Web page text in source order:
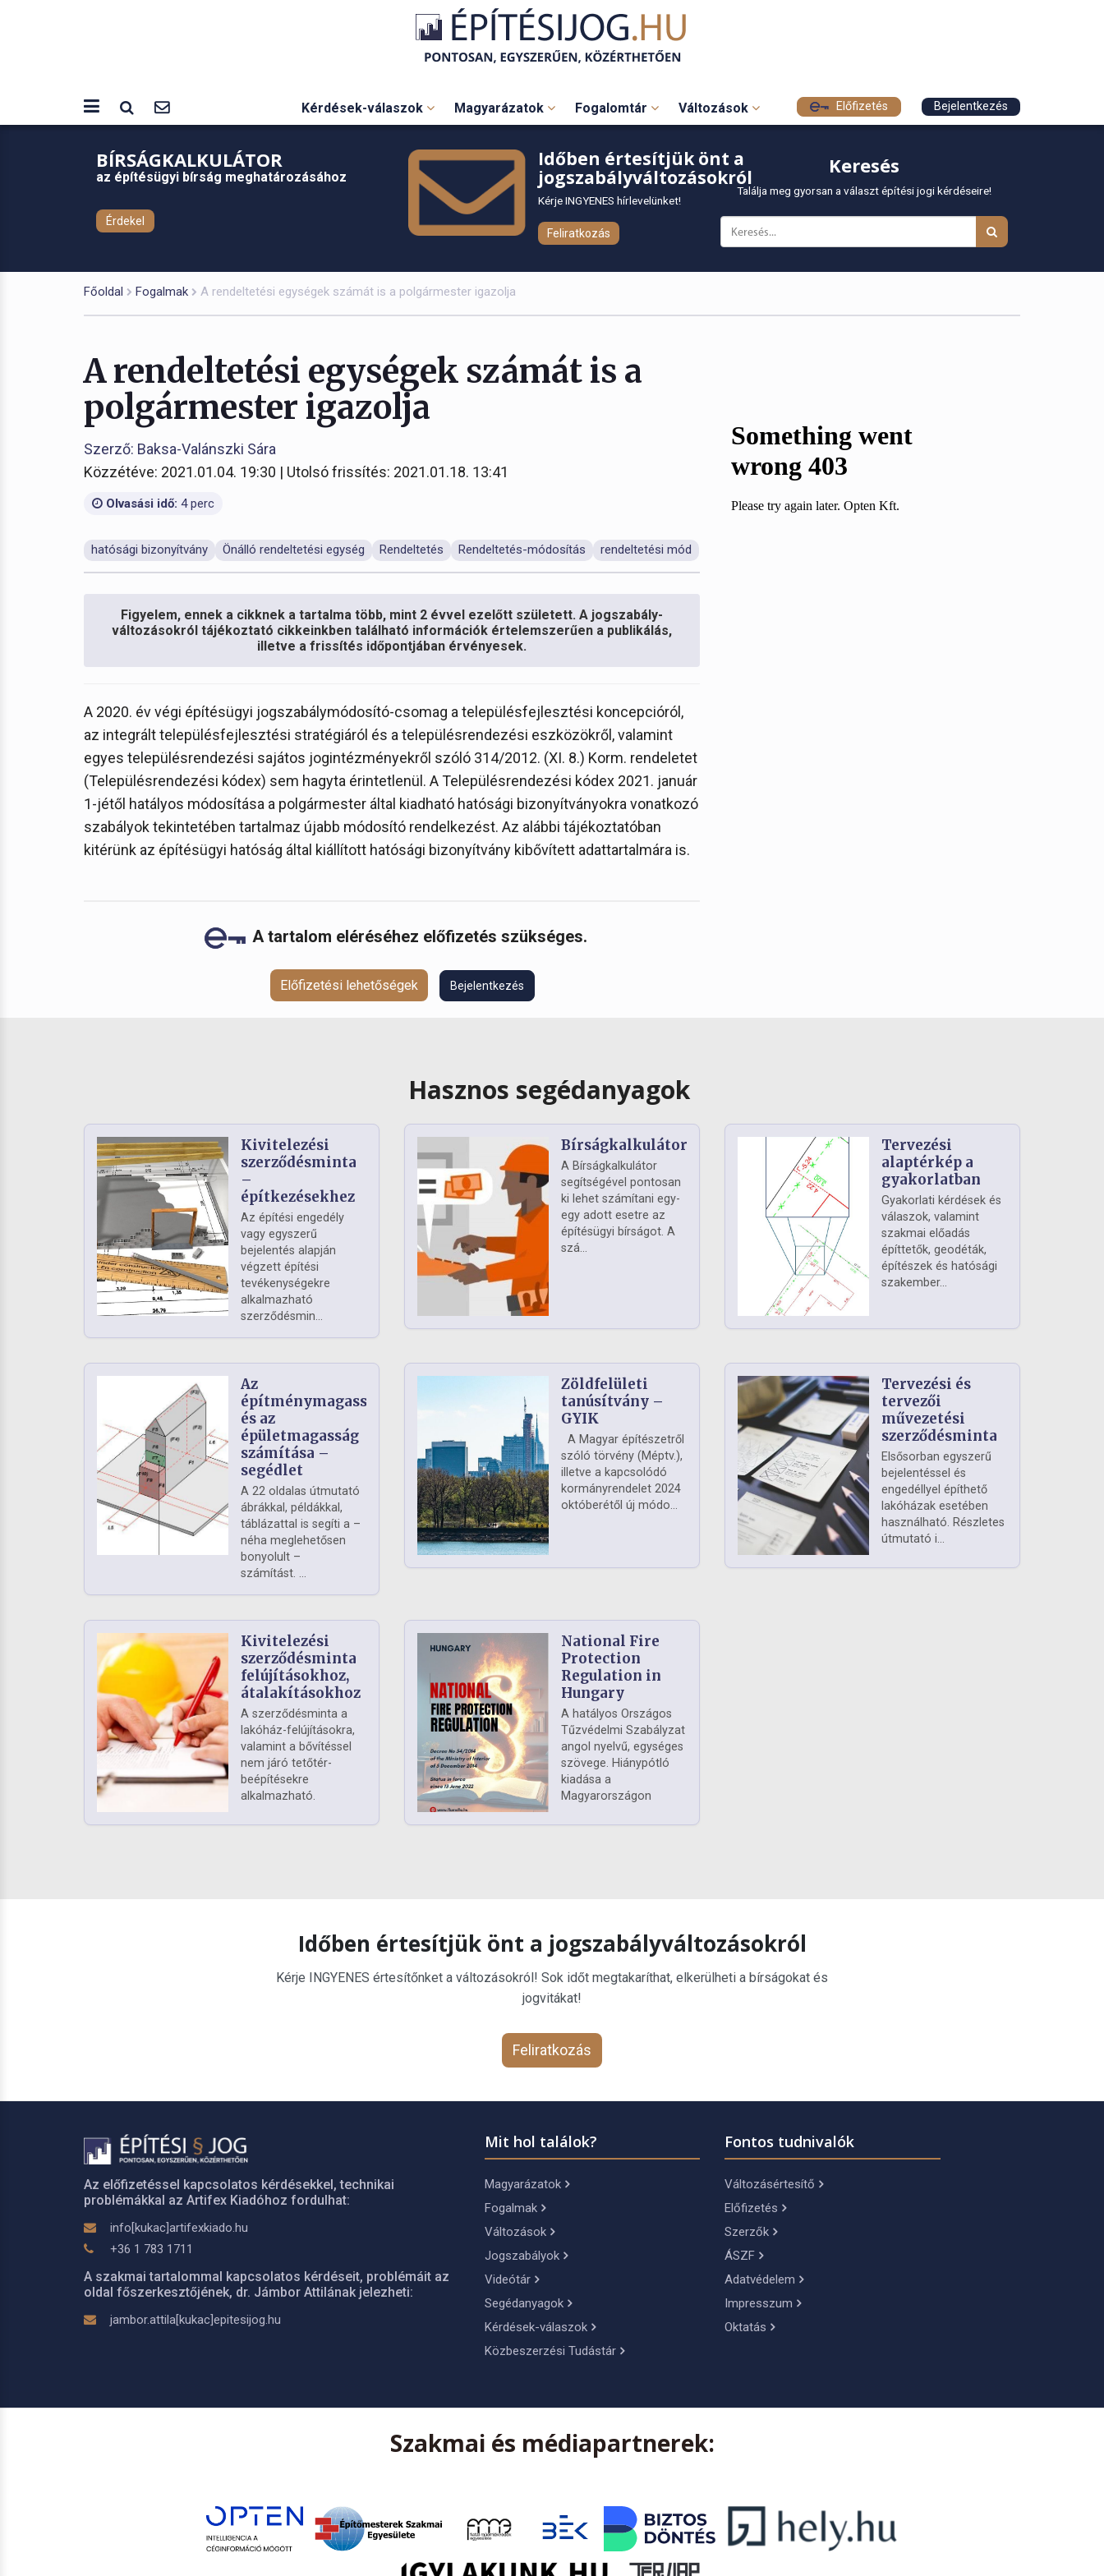
Kérdések-válaszok Magyarázatok Fogalomtár Változások Előfizetés Bejelentkezés
BÍRSÁGKALKULÁTOR
az építésügyi bírság meghatározásához
Érdekel
Időben értesítjük önt a
jogszabályváltozásokról
Kérje INGYENES hírlevelünket!
Feliratkozás
Keresés
Találja meg gyorsan a választ építési jogi kérdéseire!
Főoldal Fogalmak A rendeltetési egységek számát is a polgármester igazolja
A rendeltetési egységek számát is a
polgármester igazolja
Szerző: Baksa-Valánszki Sára
Közzétéve: 2021.01.04. 19:30 | Utolsó frissítés: 2021.01.18. 13:41
Olvasási idő: 4 perc
hatósági bizonyítvány Önálló rendeltetési egység Rendeltetés Rendeltetés-módosítás rendeltetési mód
Figyelem, ennek a cikknek a tartalma több, mint 2 évvel ezelőtt született. A jogszabály-
változásokról tájékoztató cikkeinkben található információk értelemszerűen a publikálás,
illetve a frissítés időpontjában érvényesek.
A 2020. év végi építésügyi jogszabálymódosító-csomag a településfejlesztési koncepcióról,
az integrált településfejlesztési stratégiáról és a településrendezési eszközökről, valamint
egyes településrendezési sajátos jogintézményekről szóló 314/2012. (XI. 8.) Korm. rendeletet
(Településrendezési kódex) sem hagyta érintetlenül. A Településrendezési kódex 2021. január
1-jétől hatályos módosítása a polgármester által kiadható hatósági bizonyítványokra vonatkozó
szabályok tekintetében tartalmaz újabb módosító rendelkezést. Az alábbi tájékoztatóban
kitérünk az építésügyi hatóság által kiállított hatósági bizonyítvány kibővített adattartalmára is.
A tartalom eléréséhez előfizetés szükséges.
Előfizetési lehetőségek Bejelentkezés
Hasznos segédanyagok
Kivitelezési
szerződésminta
–
építkezésekhez
Az építési engedély
vagy egyszerű
bejelentés alapján
végzett építési
tevékenységekre
alkalmazható
szerződésmin...
Bírságkalkulátor
A Bírságkalkulátor
segítségével pontosan
ki lehet számítani egy-
egy adott esetre az
építésügyi bírságot. A
szá...
Tervezési
alaptérkép a
gyakorlatban
Gyakorlati kérdések és
válaszok, valamint
szakmai előadás
építtetők, geodéták,
építészek és hatósági
szakember...
Az
építménymagasság
és az
épületmagasság
számítása –
segédlet
A 22 oldalas útmutató
ábrákkal, példákkal,
táblázattal is segíti a –
néha meglehetősen
bonyolult –
számítást. ...
Zöldfelületi
tanúsítvány –
GYIK
A Magyar építészetről
szóló törvény (Méptv.),
illetve a kapcsolódó
kormányrendelet 2024
októberétől új módo...
Tervezési és
tervezői
művezetési
szerződésminta
Elsősorban egyszerű
bejelentéssel és
engedéllyel építhető
lakóházak esetében
használható. Részletes
útmutató i...
Kivitelezési
szerződésminta
felújításokhoz,
átalakításokhoz
A szerződésminta a
lakóház-felújításokra,
valamint a bővítéssel
nem járó tetőtér-
beépítésekre
alkalmazható.
National Fire
Protection
Regulation in
Hungary
A hatályos Országos
Tűzvédelmi Szabályzat
angol nyelvű, egységes
szövege. Hiánypótló
kiadása a
Magyarországon
Időben értesítjük önt a jogszabályváltozásokról
Kérje INGYENES értesítőnket a változásokról! Sok időt megtakaríthat, elkerülheti a bírságokat és
jogvitákat!
Feliratkozás
Az előfizetéssel kapcsolatos kérdésekkel, technikai
problémákkal az Artifex Kiadóhoz fordulhat:
info[kukac]artifexkiado.hu
+36 1 783 1711
A szakmai tartalommal kapcsolatos kérdéseit, problémáit az
oldal főszerkesztőjének, dr. Jámbor Attilának jelezheti:
jambor.attila[kukac]epitesijog.hu
Mit hol találok?
Magyarázatok
Fogalmak
Változások
Jogszabályok
Videótár
Segédanyagok
Kérdések-válaszok
Közbeszerzési Tudástár
Fontos tudnivalók
Változásértesítő
Előfizetés
Szerzők
ÁSZF
Adatvédelem
Impresszum
Oktatás
Szakmai és médiapartnerek: